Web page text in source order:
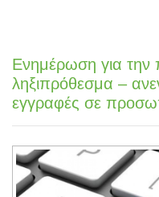
Ενημέρωση για την
ληξιπρόθεσμα –
εγγραφές σε